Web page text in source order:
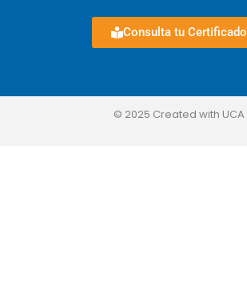
Consulta tu Certificado
© 2025 Created with UCA